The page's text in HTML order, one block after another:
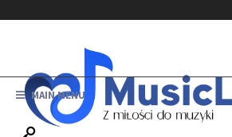
MAIN MENU